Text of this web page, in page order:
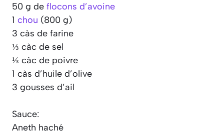
50 g de flocons d’avoine
1 chou (800 g)
3 càs de farine
⅓ càc de sel
⅓ càc de poivre
1 càs d’huile d’olive
3 gousses d’ail
Sauce:
Aneth haché